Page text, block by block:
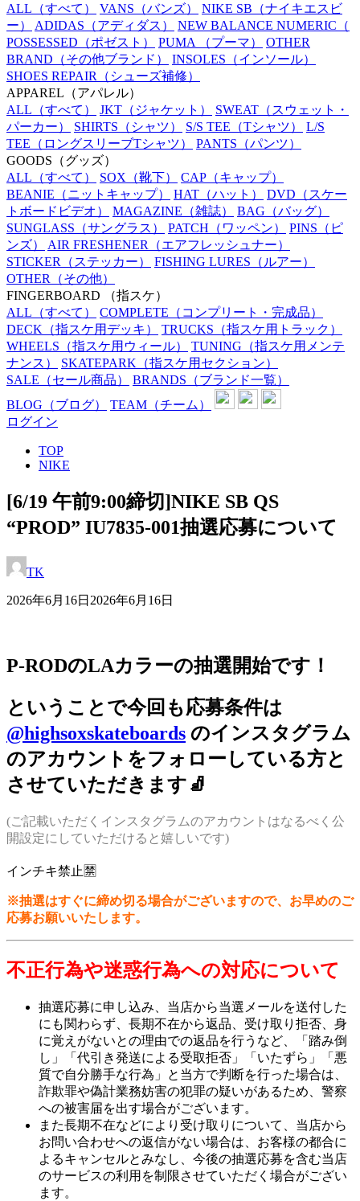
ALL （すべて） VANS （バンズ） NIKE SB （ナイキエスビ
ー）
ADIDAS （アディダス） NEW BALANCE NUMERIC （
POSSESSED （ポゼスト） PUMA （プーマ）
OTHER
BRAND （その他ブランド） INSOLES （インソール）
SHOES REPAIR （シューズ補修）
APPAREL （アパレル）
ALL （すべて） JKT （ジャケット） SWEAT （スウェット・
パーカー）
SHIRTS （シャツ） S/S TEE （Tシャツ）
L/S
TEE （ロングスリーブTシャツ） PANTS （パンツ）
GOODS （グッズ）
ALL （すべて） SOX （靴下） CAP （キャップ）
BEANIE （ニットキャップ） HAT （ハット） DVD （スケー
トボードビデオ）
MAGAZINE （雑誌） BAG （バッグ）
SUNGLASS （サングラス） PATCH （ワッペン） PINS （ピ
ンズ）
AIR FRESHENER （エアフレッシュナー）
STICKER （ステッカー） FISHING LURES （ルアー）
OTHER （その他）
FINGERBOARD
（指スケ）
ALL （すべて） COMPLETE （コンプリート・完成品）
DECK （指スケ用デッキ） TRUCKS （指スケ用トラック）
WHEELS （指スケ用ウィール） TUNING （指スケ用メンテ
ナンス）
SKATEPARK （指スケ用セクション）
SALE （セール商品） BRANDS （ブランド一覧）
BLOG （ブログ） TEAM （チーム）
ログイン
TOP
NIKE
[6/19 午前9:00締切]NIKE SB QS
“PROD” IU7835-001抽選応募について
TK
2026年6月16日 2026年6月16日
P-RODのLAカラーの抽選開始です！
ということで今回も応募条件は
@highsoxskateboards のインスタグラム
のアカウントをフォローしている方と
させていただきます🧦
(ご記載いただくインスタグラムのアカウントはなるべく公
開設定にしていただけると嬉しいです)
インチキ禁止🈲
※抽選はすぐに締め切る場合がございますので、お早めのご
応募お願いいたします。
不正行為や迷惑行為への対応について
抽選応募に申し込み、当店から当選メールを送付した
にも関わらず、長期不在から返品、受け取り拒否、身
に覚えがないとの理由での返品を行うなど、「踏み倒
し」「代引き発送による受取拒否」「いたずら」「悪
質で自分勝手な行為」と当方で判断を行った場合は、
詐欺罪や偽計業務妨害の犯罪の疑いがあるため、警察
への被害届を出す場合がございます。
また長期不在などにより受け取りについて、当店から
お問い合わせへの返信がない場合は、お客様の都合に
よるキャンセルとみなし、今後の抽選応募を含む当店
のサービスの利用を制限させていただく場合がござい
ます。